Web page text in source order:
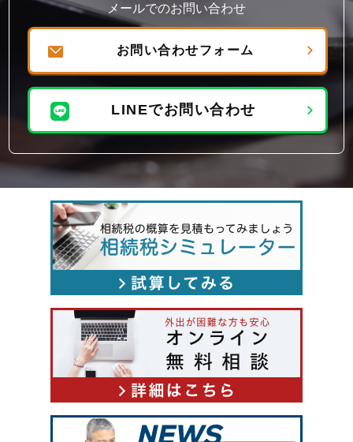
メールでのお問い合わせ
お問い合わせフォーム
LINEでお問い合わせ